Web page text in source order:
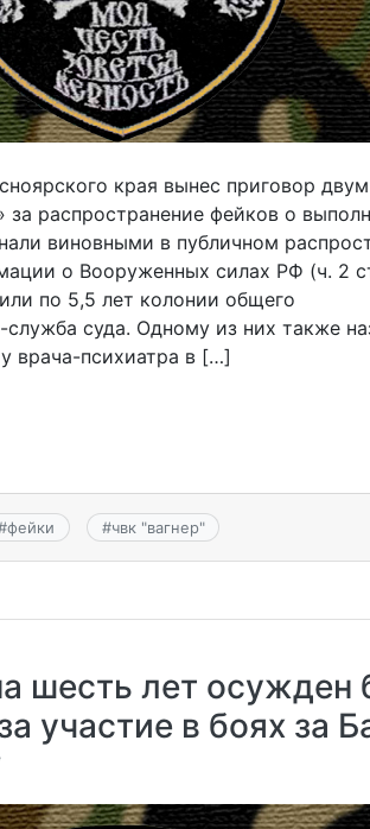
края вынес приговор двум
за распространение фейков о
виновными в публичном
о Вооруженных силах РФ (ч. 2
по 5,5 лет колонии общего
суда. Одному из них также
врача-психиатра в […]
фейки #чвк "вагнер"
шесть лет осужден
участие в боях за